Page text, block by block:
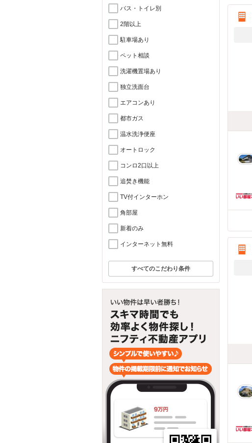
バス・トイレ別
2階以上
駐車場あり
ペット相談
洗濯機置場あり
独立洗面台
エアコンあり
都市ガス
温水洗浄便座
オートロック
コンロ2口以上
追焚き機能
TV付インターホン
角部屋
新着のみ
インターネット無料
すべてのこだわり条件